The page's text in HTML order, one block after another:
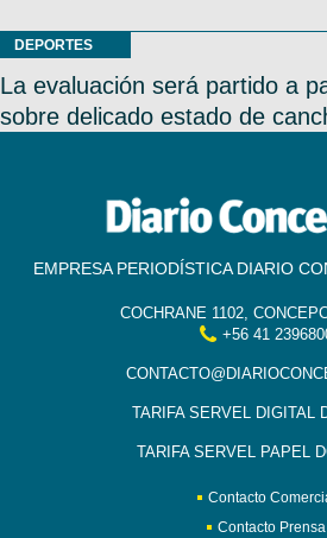
DEPORTES
La evaluación será partido a
sobre delicado estado de
EMPRESA PERIODÍSTICA DIARIO
COCHRANE 1102,
+56 41
TARIFA SERVEL DIGITAL
TARIFA SERVEL PAPEL
Contacto
Contacto Prensa